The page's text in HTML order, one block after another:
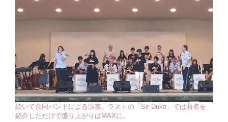
続いて合同バンドによる演奏。ラストの「Sir Duke」では曲名を
紹介しただけで盛り上がりはMAXに。